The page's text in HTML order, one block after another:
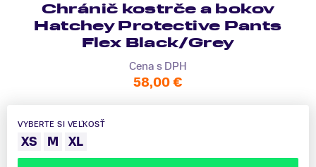
Chránič kostrče a bokov
Hatchey Protective Pants
Flex Black/Grey
Cena s DPH
58,00 €
VYBERTE SI VEĽKOSŤ
XS M XL